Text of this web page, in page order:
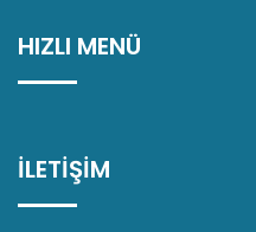
HIZLI MENÜ
İLETİŞİM